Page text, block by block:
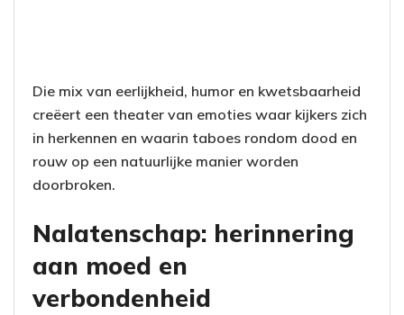
Die mix van eerlijkheid, humor en kwetsbaarheid
creëert een theater van emoties waar kijkers zich
in herkennen en waarin taboes rondom dood en
rouw op een natuurlijke manier worden
doorbroken.
Nalatenschap: herinnering
aan moed en
verbondenheid